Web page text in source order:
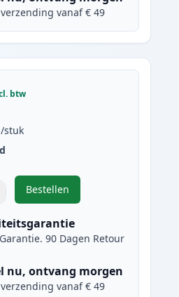
vanaf € 49
btw
/stuk
om aan te passen
Bestellen
,2 stuks Canon CLI-526C
90 Dagen Retour
nu, ontvang morgen
vanaf € 49